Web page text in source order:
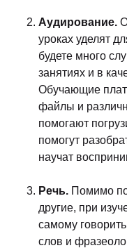
Аудирование.
уроках уделят
будете много
занятиях и в
Обучающие
файлы и
помогают
помогут
научат
Речь. Помимо
другие, при
самому
слов и